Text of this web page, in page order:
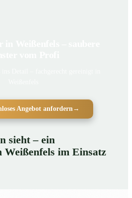
Angebot anfordern →
sieht – ein
Weißenfels im Einsatz